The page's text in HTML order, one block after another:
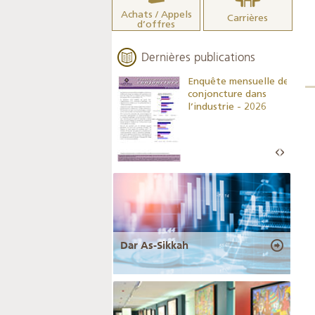
Achats / Appels
d’offres
Carrières
Dernières publications
Enquête mensuelle de
conjoncture dans
l’industrie - 2026
Dar As-Sikkah